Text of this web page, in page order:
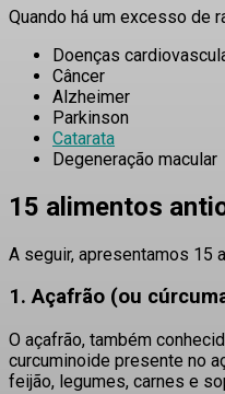
Quando há um excesso de
Doenças
Câncer
Alzheimer
Parkinson
Catarata
Degeneração macular
15 alimentos
A seguir, apresentamos 15
1. Açafrão (ou
O açafrão, também
curcuminoide presente no
feijão, legumes, carnes e